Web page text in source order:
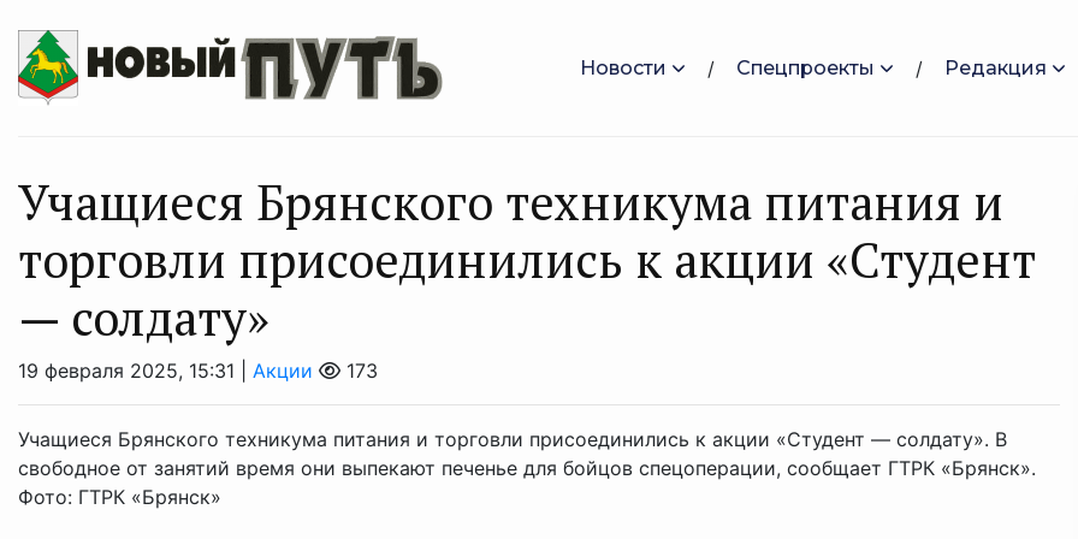
Новости Спецпроекты Редакция
Учащиеся Брянского техникума питания и
торговли присоединились к акции «Студент
— солдату»
19 февраля 2025, 15:31 | Акции 173
Учащиеся Брянского техникума питания и торговли присоединились к акции «Студент — солдату». В
свободное от занятий время они выпекают печенье для бойцов спецоперации, сообщает ГТРК «Брянск».
Фото: ГТРК «Брянск»